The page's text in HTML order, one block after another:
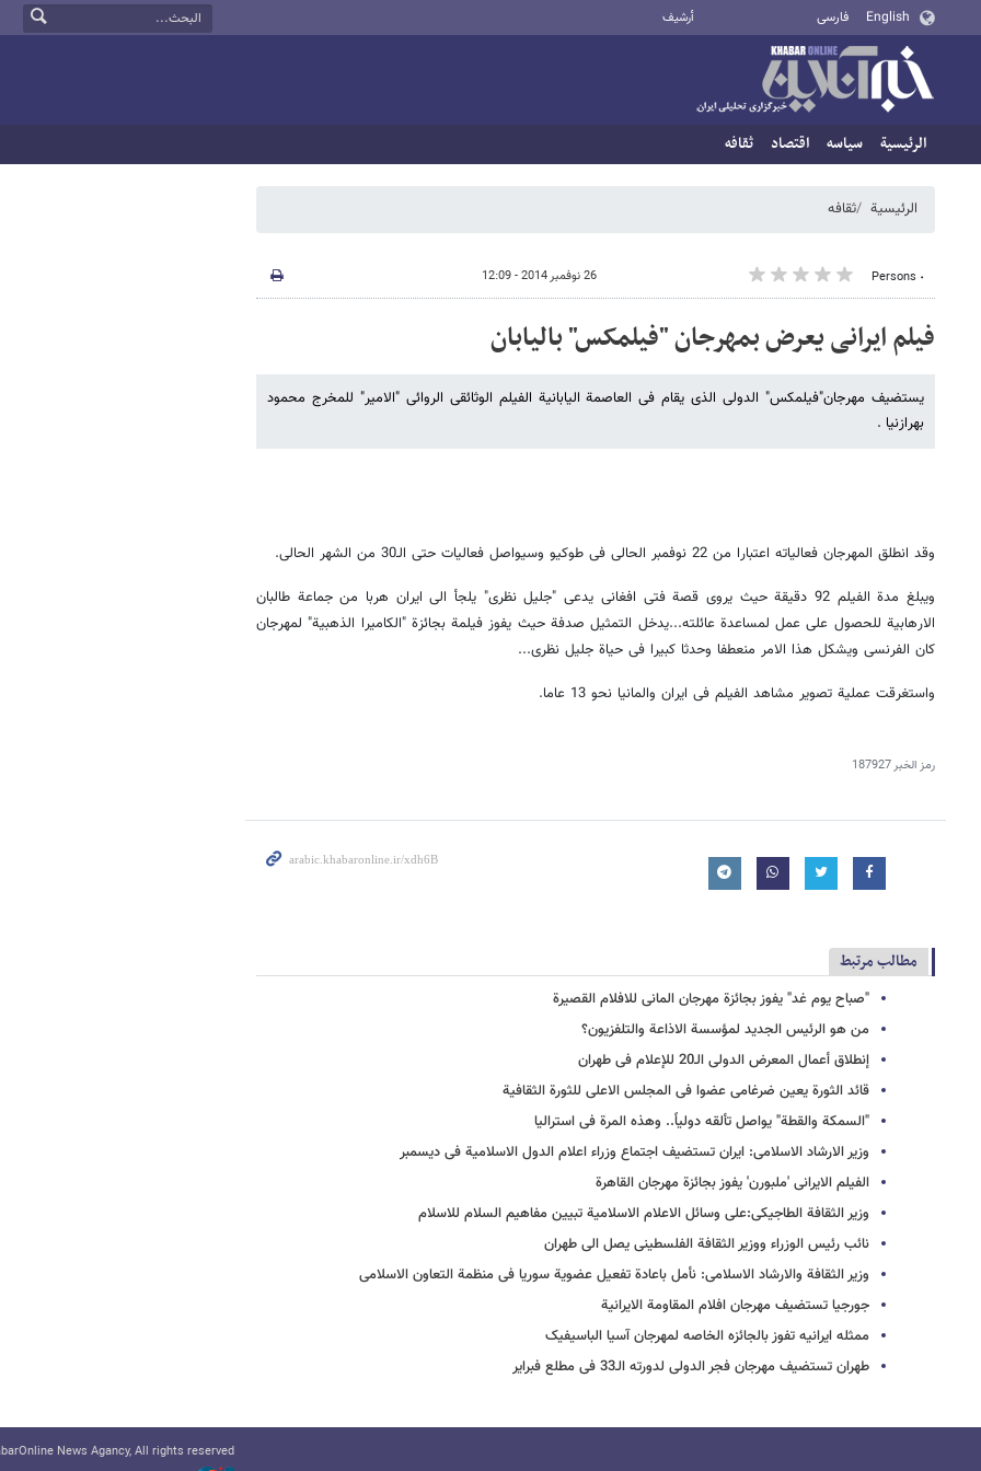
English فارسی أرشيف
الرئيسية سیاسه اقتصاد ثقافه
الرئيسية ثقافه
٠ Persons 26 نوفمبر 2014 - 12:09
فیلم ایرانی یعرض بمهرجان "فیلمکس" بالیابان
یستضیف مهرجان"فیلمکس" الدولی الذی یقام فی العاصمة الیابانیة الفیلم الوثائقی الروائی "الامیر" للمخرج محمود
بهرازنیا .
وقد انطلق المهرجان فعالیاته اعتبارا من 22 نوفمبر الحالی فی طوکیو وسیواصل فعالیات حتى الـ30 من الشهر الحالی.
ویبلغ مدة الفیلم 92 دقیقة حیث یروی قصة فتى افغانی یدعى "جلیل نظری" یلجأ الى ایران هربا من جماعة طالبان
الارهابیة للحصول على عمل لمساعدة عائلته...یدخل التمثیل صدفة حیث یفوز فیلمة بجائزة "الکامیرا الذهبیة" لمهرجان
کان الفرنسی ویشکل هذا الامر منعطفا وحدثا کبیرا فی حیاة جلیل نظری...
واستغرقت عملیة تصویر مشاهد الفیلم فی ایران والمانیا نحو 13 عاما.
رمز الخبر187927
مطالب مرتبط
"صباح یوم غد" یفوز بجائزة مهرجان المانی للافلام القصیرة
من هو الرئیس الجدید لمؤسسة الاذاعة والتلفزیون؟
إنطلاق أعمال المعرض الدولی الـ20 للإعلام فی طهران
قائد الثورة یعین ضرغامی عضوا فی المجلس الاعلی للثورة الثقافیة
"السمکة والقطة" یواصل تألقه دولیاً.. وهذه المرة فی استرالیا
وزیر الارشاد الاسلامی: ایران تستضیف اجتماع وزراء اعلام الدول الاسلامیة فی دیسمبر
الفیلم الایرانی 'ملبورن' یفوز بجائزة مهرجان القاهرة
وزیر الثقافة الطاجیکی:علی وسائل الاعلام الاسلامیة تبیین مفاهیم السلام للاسلام
نائب رئیس الوزراء ووزیر الثقافة الفلسطینی یصل الی طهران
وزیر الثقافة والارشاد الاسلامی: نأمل باعادة تفعیل عضویة سوریا فی منظمة التعاون الاسلامی
جورجیا تستضیف مهرجان افلام المقاومة الایرانیة
ممثله ایرانیه تفوز بالجائزه الخاصه لمهرجان آسیا الباسیفیک
طهران تستضیف مهرجان فجر الدولی لدورته الـ33 فی مطلع فبرایر
News Agancy, All rights reserved.